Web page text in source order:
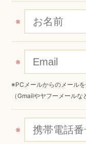
※
※
※PCメールからのメール
（Gmailやヤフーメールな
※